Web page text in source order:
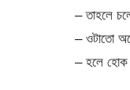
– তাহলে
– ওটাতো
– হলে